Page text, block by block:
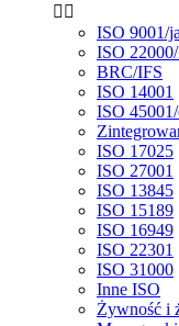
 
ISO 9001/
ISO
BRC/IFS
ISO 14001
ISO 45001/
ISO 17025
ISO 27001
ISO 13845
ISO 15189
ISO 16949
ISO 22301
ISO 31000
Inne ISO
Żywność i